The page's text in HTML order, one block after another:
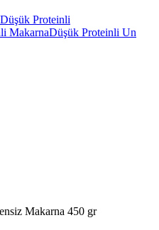
Düşük Proteinli
MakarnaDüşük Proteinli Un
Makarna 450 gr